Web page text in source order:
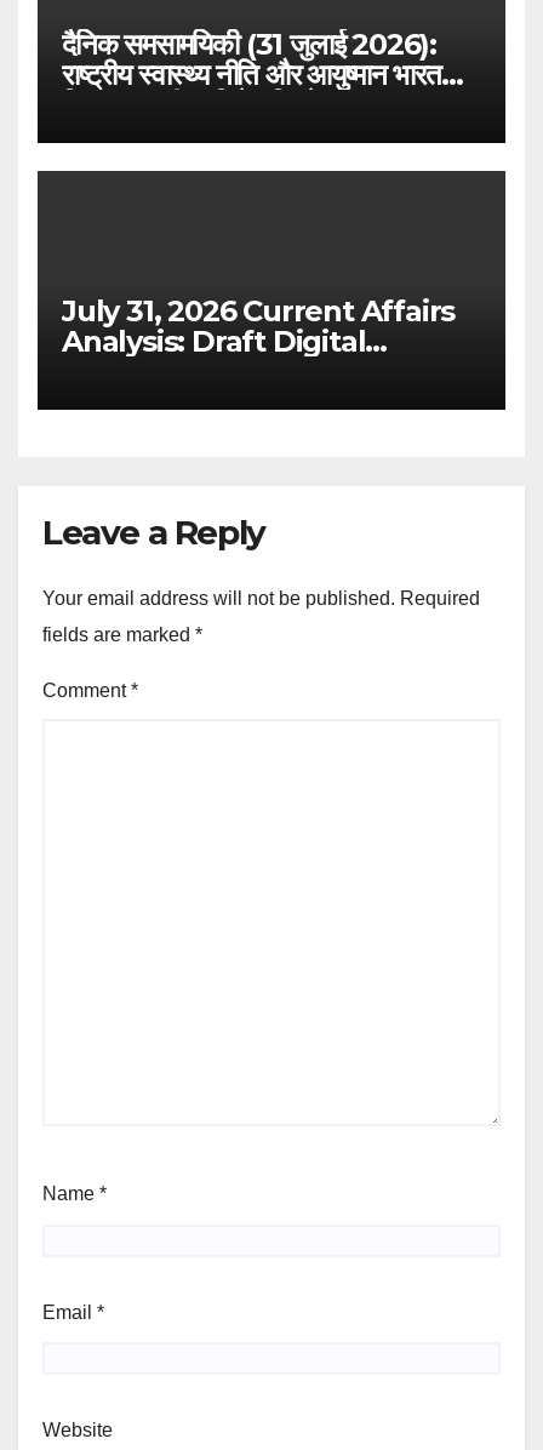
दैनिक समसामयिकी (31 जुलाई 2026):
राष्ट्रीय स्वास्थ्य नीति और आयुष्मान भारत
July 31, 2026 Current Affairs
Analysis: Draft Digital
Framework for Big Tech
Leave a Reply
Your email address will not be published. Required
fields are marked *
Comment*
Name *
Email *
Website